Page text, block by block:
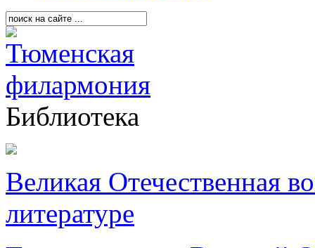
Библиотека
Великая Отечественная
литературе